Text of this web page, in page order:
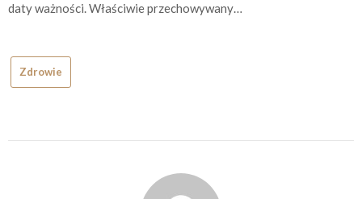
daty ważności. Właściwie przechowywany…
Zdrowie